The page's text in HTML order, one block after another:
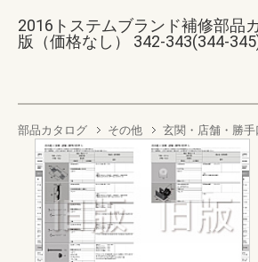
2016トステムブランド補修部品
版（価格なし） 342-343(344-
部品カタログ その他 玄関・店舗・勝手